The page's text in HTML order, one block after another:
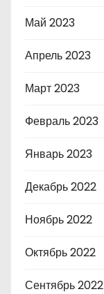
Май 2023
Апрель 2023
Март 2023
Февраль 2023
Январь 2023
Декабрь 2022
Ноябрь 2022
Октябрь 2022
Сентябрь 2022